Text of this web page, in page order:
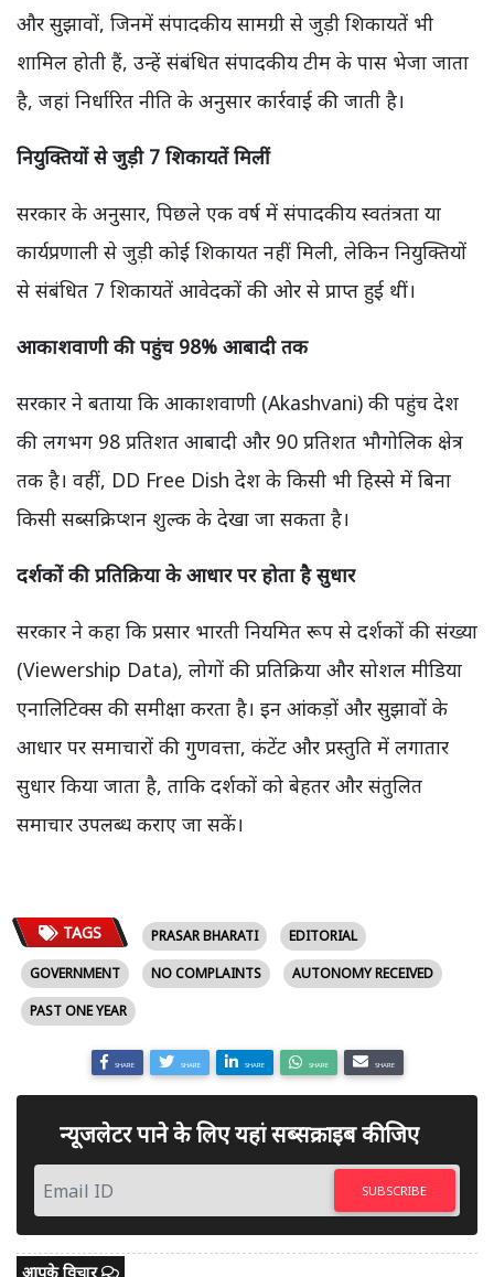
और सुझावों, जिनमें संपादकीय सामग्री से जुड़ी शिकायतें भी
शामिल होती हैं, उन्हें संबंधित संपादकीय टीम के पास भेजा जाता
है, जहां निर्धारित नीति के अनुसार कार्रवाई की जाती है।
नियुक्तियों से जुड़ी 7 शिकायतें मिलीं
सरकार के अनुसार, पिछले एक वर्ष में संपादकीय स्वतंत्रता या
कार्यप्रणाली से जुड़ी कोई शिकायत नहीं मिली, लेकिन नियुक्तियों
से संबंधित 7 शिकायतें आवेदकों की ओर से प्राप्त हुई थीं।
आकाशवाणी की पहुंच 98% आबादी तक
सरकार ने बताया कि आकाशवाणी (Akashvani) की पहुंच देश
की लगभग 98 प्रतिशत आबादी और 90 प्रतिशत भौगोलिक क्षेत्र
तक है। वहीं, DD Free Dish देश के किसी भी हिस्से में बिना
किसी सब्सक्रिप्शन शुल्क के देखा जा सकता है।
दर्शकों की प्रतिक्रिया के आधार पर होता है सुधार
सरकार ने कहा कि प्रसार भारती नियमित रूप से दर्शकों की संख्या
(Viewership Data), लोगों की प्रतिक्रिया और सोशल मीडिया
एनालिटिक्स की समीक्षा करता है। इन आंकड़ों और सुझावों के
आधार पर समाचारों की गुणवत्ता, कंटेंट और प्रस्तुति में लगातार
सुधार किया जाता है, ताकि दर्शकों को बेहतर और संतुलित
समाचार उपलब्ध कराए जा सकें।
TAGS PRASAR BHARATI
EDITORIAL
GOVERNMENT
NO COMPLAINTS
AUTONOMY RECEIVED
PAST ONE YEAR
SHARE SHARE SHARE SHARE SHARE
न्यूजलेटर पाने के लिए यहां सब्सक्राइब कीजिए
SUBSCRIBE
आपके विचार